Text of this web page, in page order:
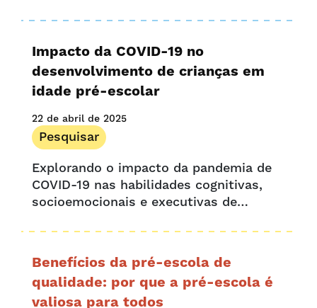
Programa de Dados Estratégicos do
Educacionais de Harvard...
Impacto da COVID-19 no
desenvolvimento de crianças em
idade pré-escolar
22 de abril de 2025
Pesquisar
Explorando o impacto da pandemia de
COVID-19 nas habilidades cognitivas,
socioemocionais e executivas de
pandemia de COVID-19 levou ao
fechamento da grande maioria das
escolas nos...
Benefícios da pré-escola de
qualidade: por que a pré-escola é
valiosa para todos